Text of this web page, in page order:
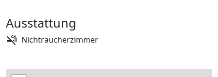
Ausstattung
Nichtraucherzimmer